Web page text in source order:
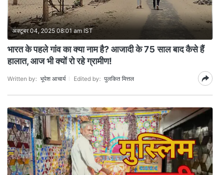
अक्टूबर 04, 2025 08:01 am IST
भारत के पहले गांव का क्या नाम है? आजादी के 75 साल बाद कैसे हैं
हालात, आज भी क्यों रो रहे ग्रामीण!
Written by: भूपेश आचार्य Edited by: पुलकित मित्तल